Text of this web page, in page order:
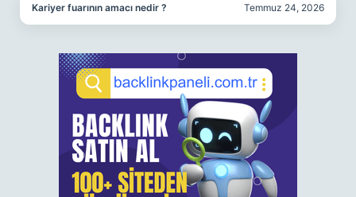
Kariyer fuarının amacı nedir ? Temmuz 24, 2026